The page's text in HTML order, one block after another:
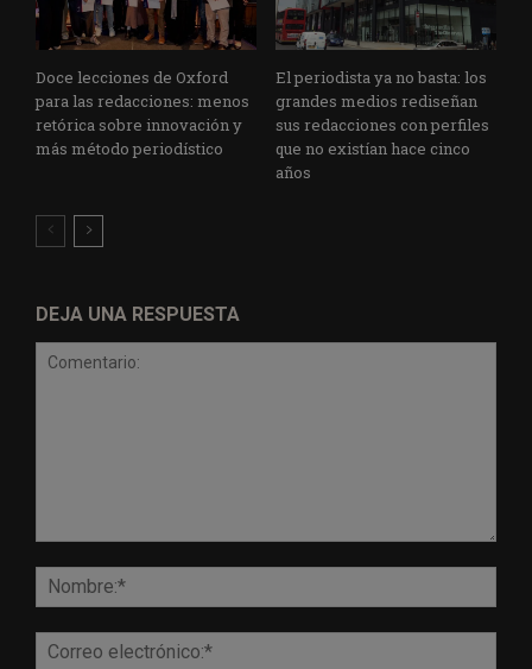
Doce lecciones de Oxford
para las redacciones: menos
retórica sobre innovación y
más método periodístico
El periodista ya no basta: los
grandes medios rediseñan
sus redacciones con perfiles
que no existían hace cinco
años
DEJA UNA RESPUESTA